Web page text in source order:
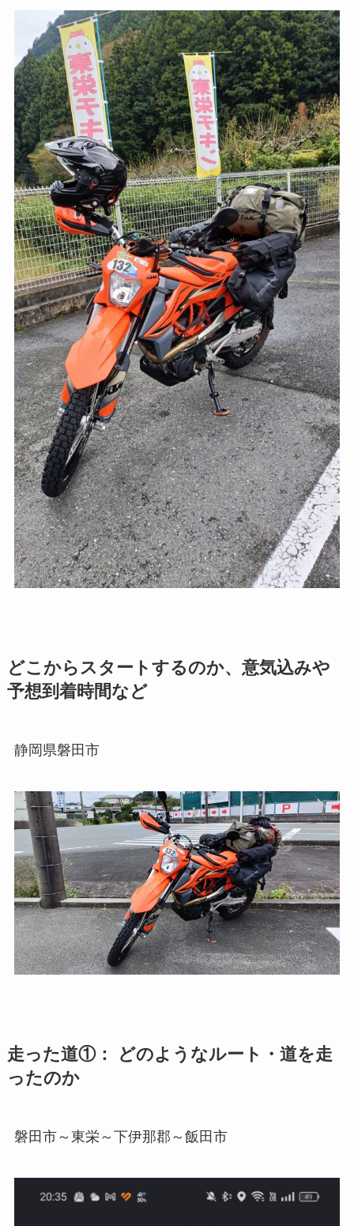
どこからスタートするのか、意気込みや
予想到着時間など
静岡県磐田市
走った道①： どのようなルート・道を走
ったのか
磐田市～東栄～下伊那郡～飯田市